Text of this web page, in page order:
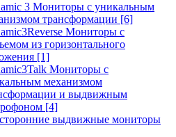
3 Мониторы с уникальным
трансформации [6]
Мониторы с
из горизонтального
[1]
Мониторы с
механизмом
и выдвижным
[4]
выдвижные мониторы